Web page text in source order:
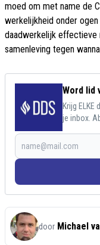
moed om met name de
werkelijkheid onder
daadwerkelijk effectieve
samenleving tegen
Word lid
Krijg ELKE
je inbox.
door Michael